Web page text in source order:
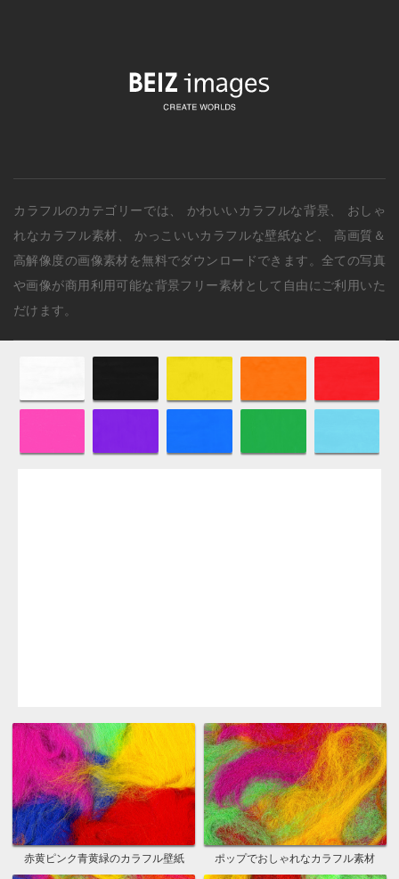
カラフルのカテゴリーでは、 かわいいカラフルな背景、 おしゃ
れなカラフル素材、 かっこいいカラフルな壁紙など、 高画質＆
高解像度の画像素材を無料でダウンロードできます。全ての写真
や画像が商用利用可能な背景フリー素材として自由にご利用いた
だけます。
赤黄ピンク青黄緑のカラフル壁紙 ポップでおしゃれなカラフル素材